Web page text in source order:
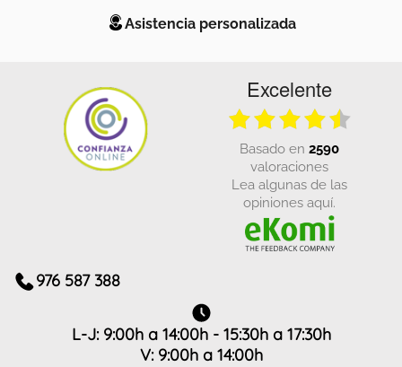
Asistencia personalizada
Excelente
basado en 2590
valoraciones
Lea algunas de las
opiniones aquí.
976 587 388
L-J: 9:00h a 14:00h - 15:30h a 17:30h
V: 9:00h a 14:00h